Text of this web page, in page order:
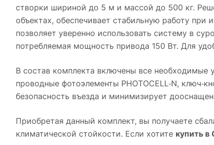
створки шириной до 5 м и массой до 500 кг.
объектах, обеспечивает стабильную работу
позволяет уверенно использовать систему в
потребляемая мощность привода 150 Вт. Для
В состав комплекта включены все необходимые
проводные фотоэлементы PHOTOCELL‑N,
безопасность въезда и минимизирует
Приобретая данный комплект, вы получаете
климатической стойкости. Если хотите купить в